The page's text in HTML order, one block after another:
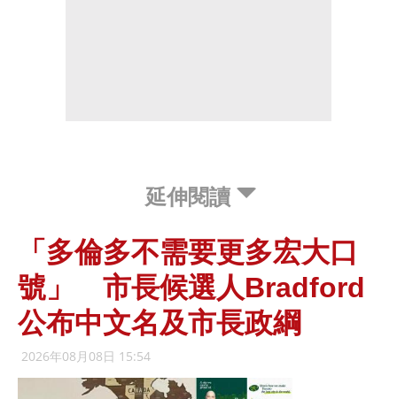
延伸閱讀
「多倫多不需要更多宏大口
號」 市長候選人Bradford
公布中文名及市長政綱
2026年08月08日 15:54